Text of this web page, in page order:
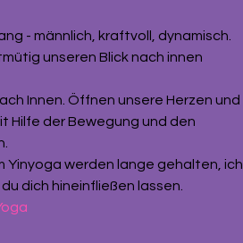
- männlich, kraftvoll, dynamisch.
unseren Blick nach innen
Innen. Öffnen unsere Herzen und
Hilfe der Bewegung und den
Yinyoga werden lange gehalten, ich
dich hineinfließen lassen.